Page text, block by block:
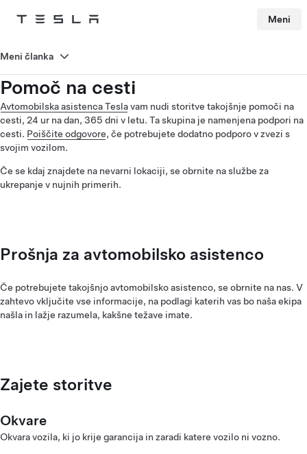
Tesla Meni
Pomoč na cesti
Avtomobilska asistenca Teslavam nudi storitve takojšnje pomoči na
cesti, 24 ur na dan, 365 dni v letu. Ta skupina je namenjena podpori na
cesti. Poiščite odgovore, če potrebujete dodatno podporo v zvezi s
svojim vozilom.
Če se kdaj znajdete na nevarni lokaciji, se obrnite na službe za
ukrepanje v nujnih primerih.
Prošnja za avtomobilsko asistenco
Če potrebujete takojšnjo avtomobilsko asistenco, se obrnite na nas. V
zahtevo vključite vse informacije, na podlagi katerih vas bo naša ekipa
našla in lažje razumela, kakšne težave imate.
Zajete storitve
Okvare
Okvara vozila, ki jo krije garancija in zaradi katere vozilo ni vozno.
Meni članka